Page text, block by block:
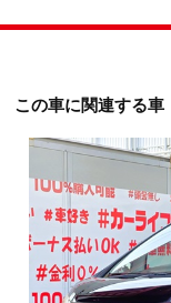
この車に関連する車